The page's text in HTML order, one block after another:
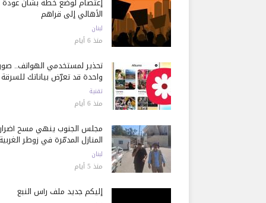
الأهالي إلى قراهم
لبنان
منذ 6 أيام
تحذير لمستخدمي الهواتف..
واحدة قد تعرّض بياناتك للسرقة
تقنية
منذ 6 أيام
مجلس الجنوب ينهي مسح أضرار
المنازل المدمّرة في زوطر الغربية
لبنان
منذ 5 أيام
إليكم جديد ملف رأس النبع